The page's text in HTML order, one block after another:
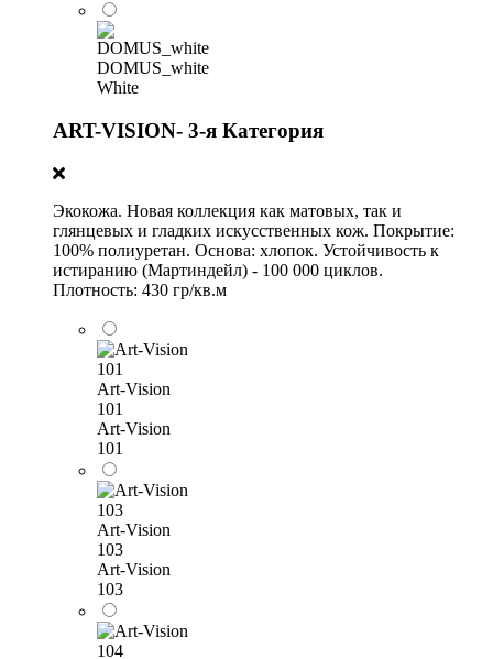
DOMUS_white
White
ART-VISION- 3-я Категория
Экокожа. Новая коллекция как матовых, так и
глянцевых и гладких искусственных кож. Покрытие:
100% полиуретан. Основа: хлопок. Устойчивость к
истиранию (Мартиндейл) - 100 000 циклов.
Плотность: 430 гр/кв.м
Art-Vision
101
Art-Vision
101
Art-Vision
103
Art-Vision
103